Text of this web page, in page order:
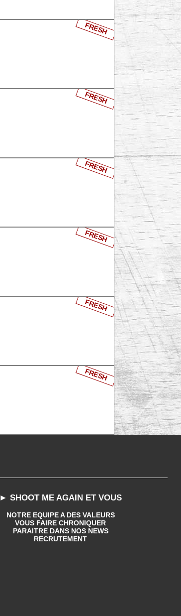
FRESH
FRESH
FRESH
FRESH
FRESH
FRESH
► SHOOT ME AGAIN ET VOUS
NOTRE EQUIPE A DES VALEURS
VOUS FAIRE CHRONIQUER
PARAITRE DANS NOS NEWS
RECRUTEMENT